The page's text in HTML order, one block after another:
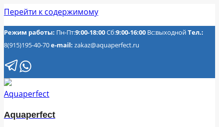
Перейти к содержимому
Режим работы: Пн-Пт:9:00-18:00Сб:9:00-16:00 Вс:выходнойТел.:
8(915)195-40-70e-mail: zakaz@aquaperfect.ru
Aquaperfect